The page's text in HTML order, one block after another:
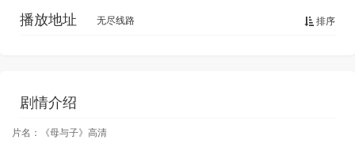
排序
播放地址 无尽线路
剧情介绍
片名：《母与子》高清